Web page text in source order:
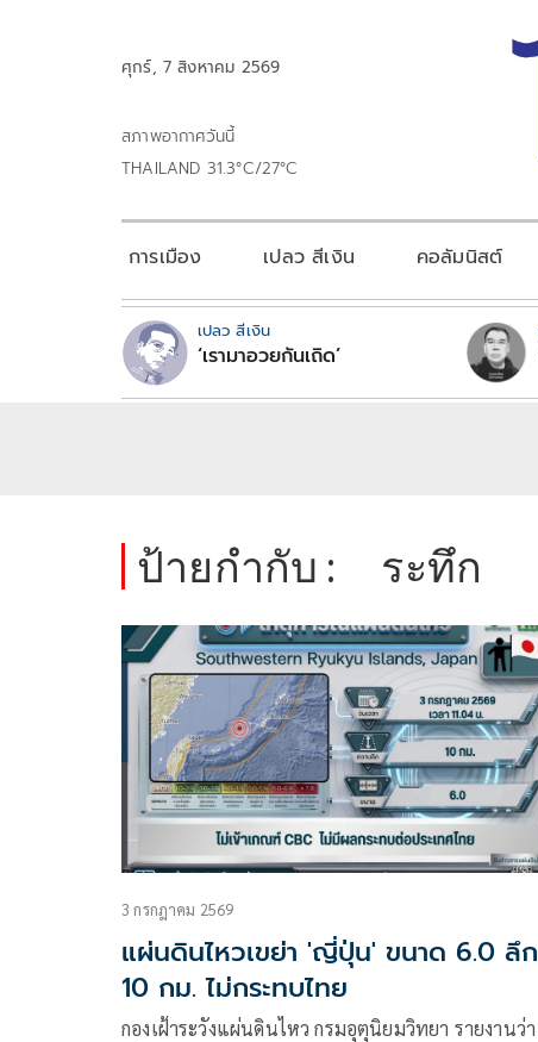
ศุกร์, 7 สิงหาคม 2569
สภาพอากาศวันนี้
THAILAND 31.3°C/27°C
การเมือง เปลว สีเงิน คอลัมนิสต์
เปลว สีเงิน
‘เรามาอวยกันเถิด’
ป้ายกำกับ : ระทึก
3 กรกฎาคม 2569
แผ่นดินไหวเขย่า 'ญี่ปุ่น' ขนาด 6.0 ลึก
10 กม. ไม่กระทบไทย
กองเฝ้าระวังแผ่นดินไหว กรมอุตุนิยมวิทยา รายงานว่า